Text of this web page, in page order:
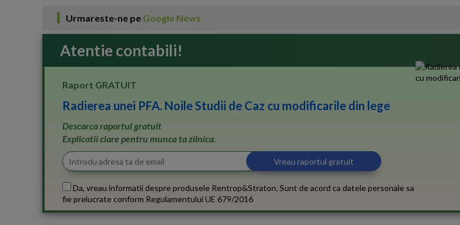
Urmareste-ne pe Google News
Atentie contabili!
Raport GRATUIT
Radierea unei PFA. Noile Studii de Caz cu modificarile din lege
Descarca raportul gratuit
Explicatii clare pentru munca ta zilnica.
Da, vreau informatii despre produsele Rentrop&Straton. Sunt de acord ca datele personale sa
fie prelucrate conform Regulamentului UE 679/2016